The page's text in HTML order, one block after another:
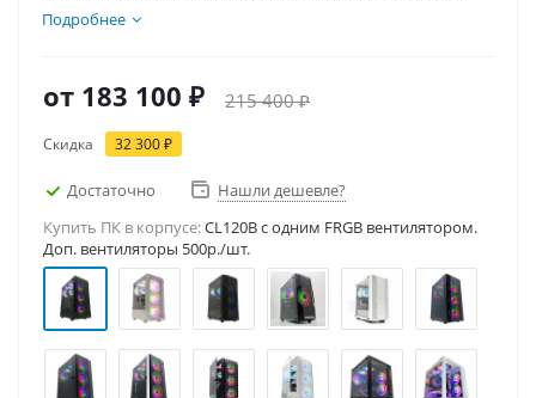
WIFI, Видеокарта RTX 5060 8Гб, Память
Подробнее
от 183 100 ₽ 215 400 ₽
Скидка 32 300 ₽
Достаточно
Нашли дешевле?
Купить ПК в корпусе:CL120B c одним FRGB вентилятором.
Доп. вентиляторы 500р./шт.